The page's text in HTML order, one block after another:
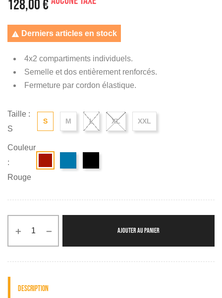
128,00 €
 Derniers articles en stock
4x2 compartiments individuels.
Semelle et dos entièrement renforcés.
Fermeture par cordon élastique.
Taille :
S
S M L XL XXL
Couleur
:
Rouge
AJOUTER AU PANIER
Description